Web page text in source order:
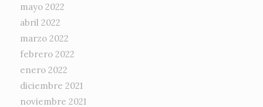
mayo 2022
abril 2022
marzo 2022
febrero 2022
enero 2022
diciembre 2021
noviembre 2021